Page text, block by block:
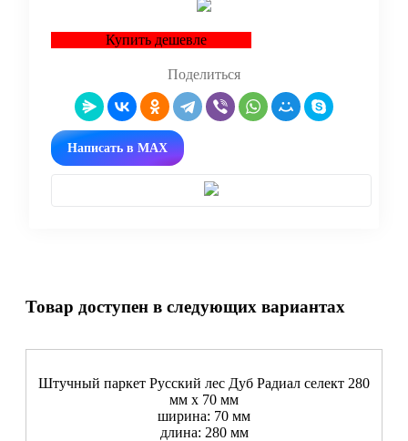
Купить дешевле
Поделиться
Написать в MAX
Товар доступен в следующих вариантах
Штучный паркет Русский лес Дуб Радиал cелект 280
мм х 70 мм
ширина: 70 мм
длина: 280 мм